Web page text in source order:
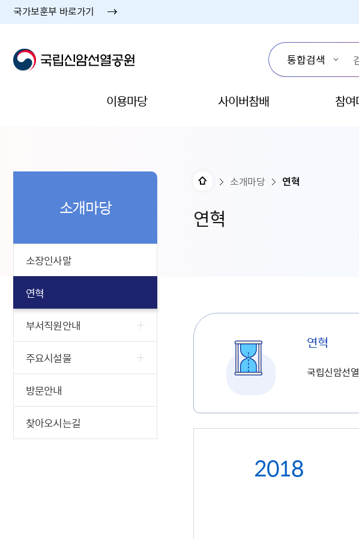
국가보훈부 바로가기
이용마당 사이버참배 참여
연혁
소개마당 연혁
소개마당
소장인사말
연혁
부서직원안내
주요시설물
방문안내
찾아오시는길
연혁
국립신암선
2018